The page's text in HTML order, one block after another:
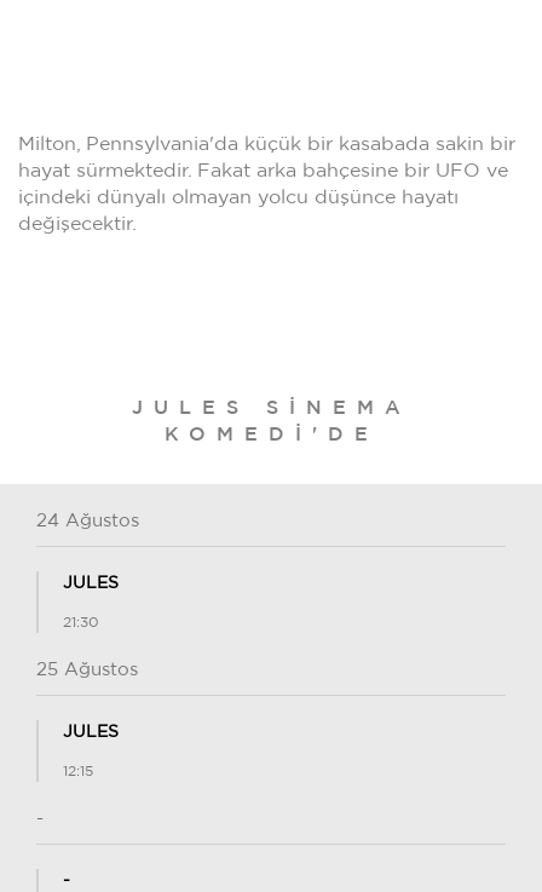
Milton, Pennsylvania'da küçük bir kasabada sakin bir
hayat sürmektedir. Fakat arka bahçesine bir UFO ve
içindeki dünyalı olmayan yolcu düşünce hayatı
değişecektir.
JULES SINEMA
KOMEDI'DE
24 Ağustos
JULES
21:30
25 Ağustos
JULES
12:15
-
-